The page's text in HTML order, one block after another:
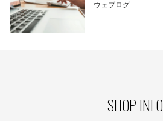
ウェブログ
SHOP INFO